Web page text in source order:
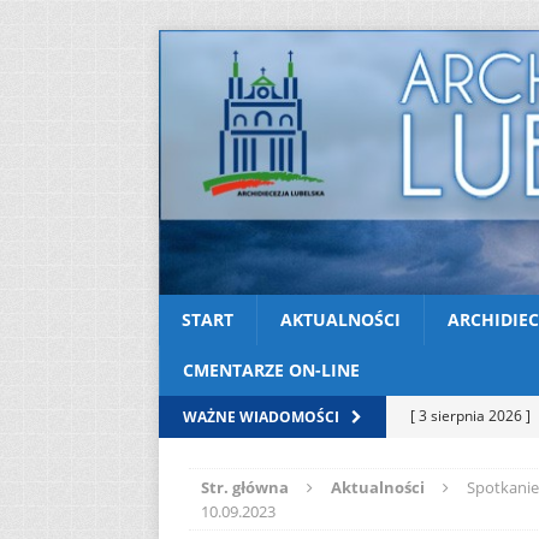
START AKTUALNOŚCI
CMENTARZE ON-LINE
WAŻNE WIADOMOŚCI
[ 3 sierpnia 2026 ]
[ 2 sierpnia 2026 ]
Str. główna Aktualności
10.09.2023